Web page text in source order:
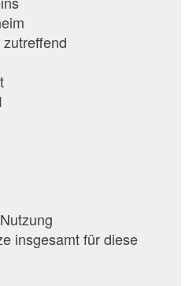
insgesamt für diese